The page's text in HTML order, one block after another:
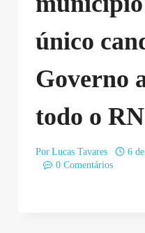
único
Governo
todo o RN
Por Lucas Tavares
6
0 Comentários